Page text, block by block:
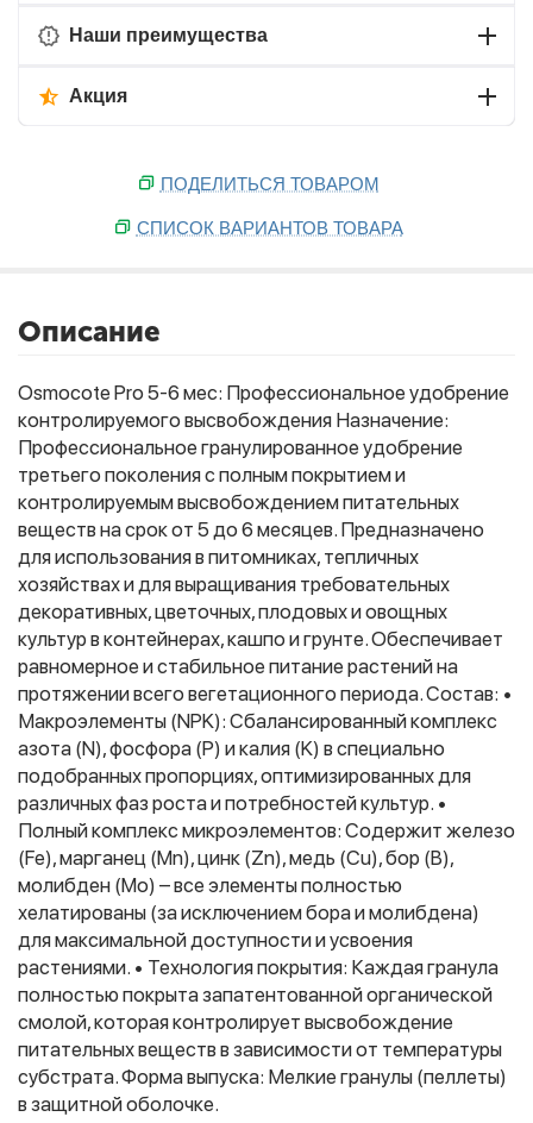
Фитолампы
Наши преимущества
Акция
ПОДЕЛИТЬСЯ ТОВАРОМ
СПИСОК ВАРИАНТОВ ТОВАРА
Описание
Osmocote Pro 5-6 мес: Профессиональное удобрение
контролируемого высвобождения Назначение:
Профессиональное гранулированное удобрение
третьего поколения с полным покрытием и
контролируемым высвобождением питательных
веществ на срок от 5 до 6 месяцев. Предназначено
для использования в питомниках, тепличных
хозяйствах и для выращивания требовательных
декоративных, цветочных, плодовых и овощных
культур в контейнерах, кашпо и грунте. Обеспечивает
равномерное и стабильное питание растений на
протяжении всего вегетационного периода. Состав: •
Макроэлементы (NPK): Сбалансированный комплекс
азота (N), фосфора (P) и калия (K) в специально
подобранных пропорциях, оптимизированных для
различных фаз роста и потребностей культур. •
Полный комплекс микроэлементов: Содержит железо
(Fe), марганец (Mn), цинк (Zn), медь (Cu), бор (B),
молибден (Mo) – все элементы полностью
хелатированы (за исключением бора и молибдена)
для максимальной доступности и усвоения
растениями. • Технология покрытия: Каждая гранула
полностью покрыта запатентованной органической
смолой, которая контролирует высвобождение
питательных веществ в зависимости от температуры
субстрата. Форма выпуска: Мелкие гранулы (пеллеты)
в защитной оболочке.